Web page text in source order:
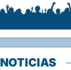
NOTICIAS